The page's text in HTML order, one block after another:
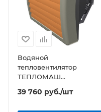
Водяной
тепловентилятор
ТЕПЛОМАШ
КЭВ-23М4W1 серии MW
39 760 руб./шт